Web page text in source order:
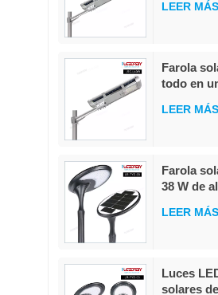
LiFePO4.
W con
para
resistente
agua
LEER MÁS
Farola
todo en
resistente
LEER MÁS
Farola
38 W de
integrada,
LED
blanco/
LEER MÁS
Luces
solares